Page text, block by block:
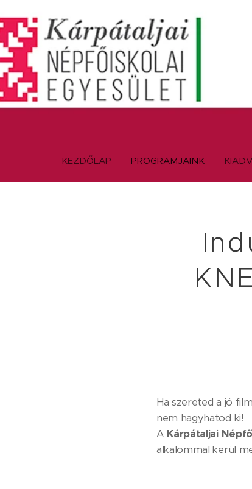
KEZDŐLAP PROGRAMJAINK
Ha szereted a jó
nem hagyhatod ki!
A Kárpátaljai
alkalommal kerül